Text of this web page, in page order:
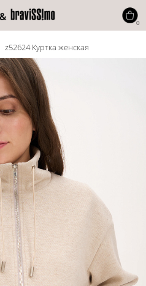
z52624 Куртка женская
0